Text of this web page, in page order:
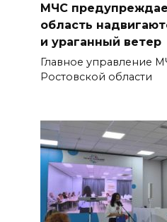
Сотрудники
женщине с
трассе М-4
07 августа 2026 14:33
В Батайске в
здании
замыкание
БОЛЬШЕ
МЧС
область
и ураганный ветер
Главное управление
Ростовской области